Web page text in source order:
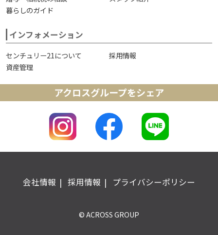
暮らしのガイド
インフォメーション
センチュリー21について
採用情報
資産管理
アクロスグループをシェア
会社情報 採用情報 プライバシーポリシー
© ACROSS GROUP